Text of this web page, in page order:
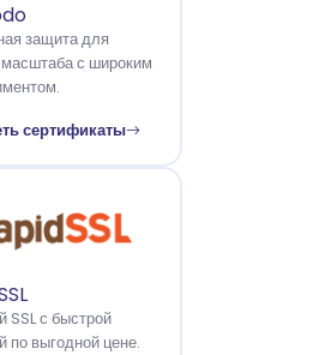
защита для
с широким
сертификаты
SSL с быстрой
по выгодной цене.